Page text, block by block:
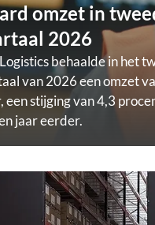
omzet in
2026
behaalde in het
van 2026 een omzet
een stijging van 4,3
jaar eerder.